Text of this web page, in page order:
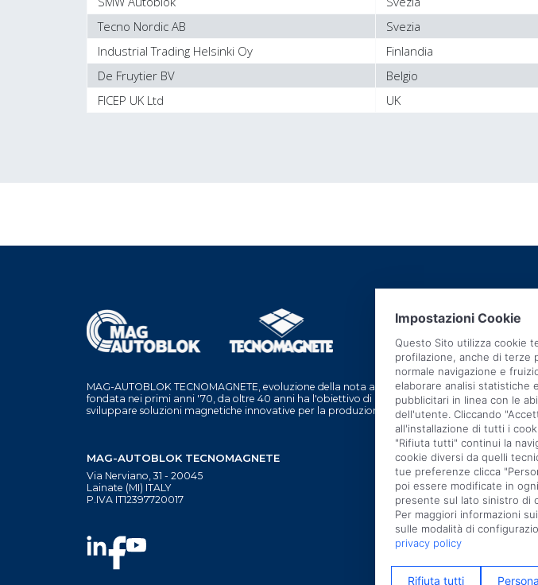
Tecno Nordic AB
Svezia
Industrial Trading Helsinki Oy
Finlandia
De Fruytier BV
Belgio
FICEP UK Ltd
UK
MAG-AUTOBLOK TECNOMAGNETE, evoluzione della nota azienda italiana
fondata nei primi anni '70, da oltre 40 anni ha l'obiettivo di ricercare e
sviluppare soluzioni magnetiche innovative per la produzione industriale.
MAG-AUTOBLOK TECNOMAGNETE
Via Nerviano, 31 - 20045
Lainate (MI) ITALY
P.IVA IT12397720017